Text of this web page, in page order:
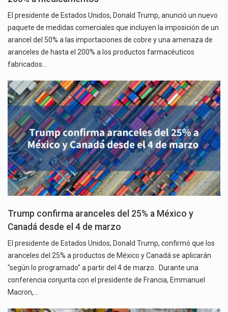
El presidente de Estados Unidos, Donald Trump, anunció un nuevo
paquete de medidas comerciales que incluyen la imposición de un
arancel del 50% a las importaciones de cobre y una amenaza de
aranceles de hasta el 200% a los productos farmacéuticos
fabricados…
Trump confirma aranceles del 25% a México y
Canadá desde el 4 de marzo
El presidente de Estados Unidos, Donald Trump, confirmó que los
aranceles del 25% a productos de México y Canadá se aplicarán
"según lo programado" a partir del 4 de marzo. Durante una
conferencia conjunta con el presidente de Francia, Emmanuel
Macron,…